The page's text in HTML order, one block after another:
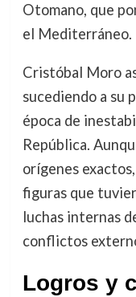
Otomano, que
el Mediterráneo.
Cristóbal Moro
sucediendo a su
época de
República.
orígenes
figuras que
luchas internas
conflictos
Logros y